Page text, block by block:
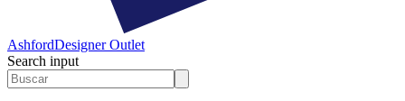
AshfordDesigner Outlet
Search input